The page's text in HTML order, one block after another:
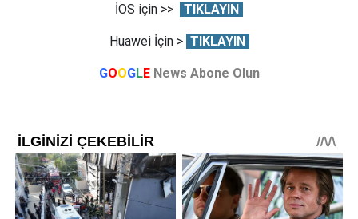
İOS için >> TIKLAYIN
Huawei İçin > TIKLAYIN
GOOGLE News Abone Olun